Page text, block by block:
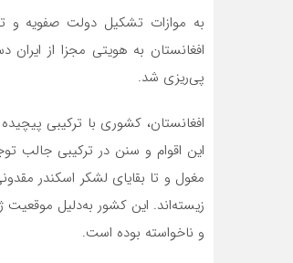
به موازات تشکیل دولت صفویه و
افغانستان به هویتی مجزا از
پی‌ریزی شد.
افغانستان، کشوری با ترکیبی
این اقوام و سنن در ترکیبی جالب
مغول و تا بقایای لشکر اسکندر
زیسته‌اند. این کشور به‌دلیل
و ناخواسته بوده است.